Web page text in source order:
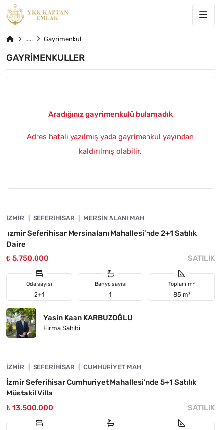
Gayrimenkul
GAYRIMENKULLER
Aradığınız gayrimenkulü bulamadık
Adres hatalı yazılmış yada gayrimenkul yayından
kaldırılmış olabilir.
ÖNE ÇIKAN
4840-1083
İZMIR SEFERIHISAR MERSIN ALANI MAH
ızmir Seferihisar Mersinalanı Mahallesi’nde 2+1 Satılık
Daire
₺ 5.750.000
SATILIK
Oda sayısı
2+1
Banyo sayısı
1
Toplam m²
85 m²
Yasin Kaan KARBUZOĞLU
Firma Sahibi
ÖNE ÇIKAN
İZMIR SEFERIHISAR CUMHURIYET MAH
İzmir Seferihisar Cumhuriyet Mahallesi’nde 5+1 Satılık
Müstakil Villa
₺ 13.500.000
SATILIK